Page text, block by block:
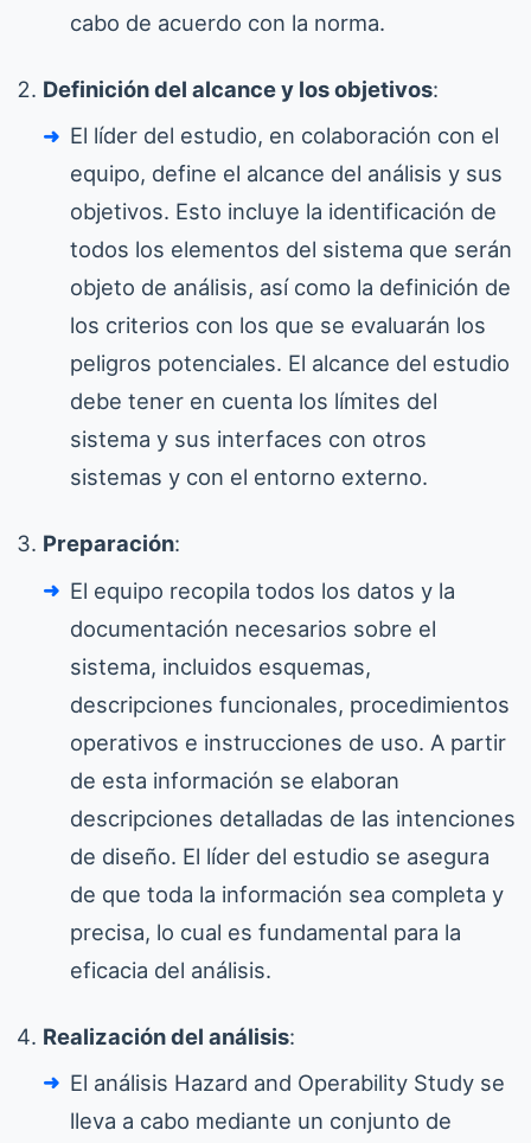
cabo de acuerdo con la norma.
Definición del alcance y los objetivos:
El líder del estudio, en colaboración con el
equipo, define el alcance del análisis y sus
objetivos. Esto incluye la identificación de
todos los elementos del sistema que serán
objeto de análisis, así como la definición de
los criterios con los que se evaluarán los
peligros potenciales. El alcance del estudio
debe tener en cuenta los límites del
sistema y sus interfaces con otros
sistemas y con el entorno externo.
Preparación:
El equipo recopila todos los datos y la
documentación necesarios sobre el
sistema, incluidos esquemas,
descripciones funcionales, procedimientos
operativos e instrucciones de uso. A partir
de esta información se elaboran
descripciones detalladas de las intenciones
de diseño. El líder del estudio se asegura
de que toda la información sea completa y
precisa, lo cual es fundamental para la
eficacia del análisis.
Realización del análisis:
El análisis Hazard and Operability Study se
lleva a cabo mediante un conjunto de